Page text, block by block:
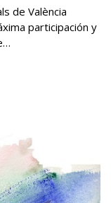
de València
participación y